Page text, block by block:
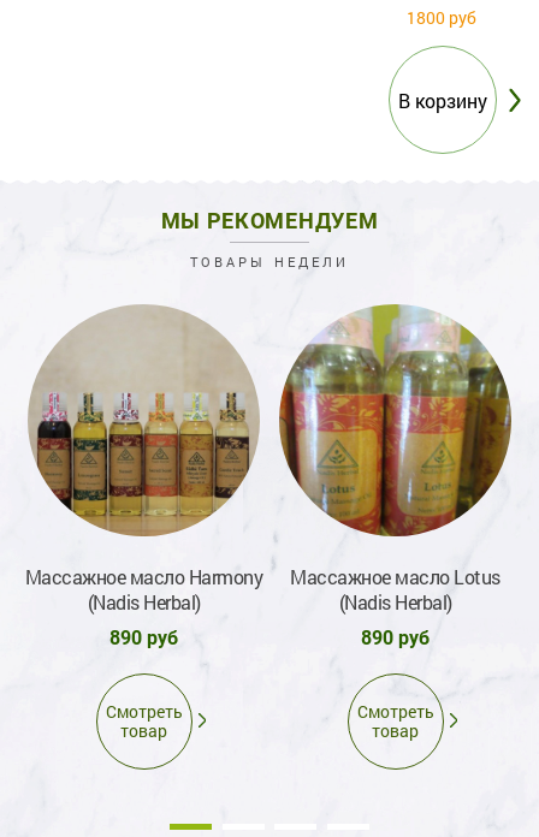
1800 руб
МЫ РЕКОМЕНДУЕМ
ТОВАРЫ НЕДЕЛИ
Массажное масло Harmony
(Nadis Herbal)
890 руб
Смотреть
товар
Массажное масло Lotus
(Nadis Herbal)
890 руб
Смотреть
товар